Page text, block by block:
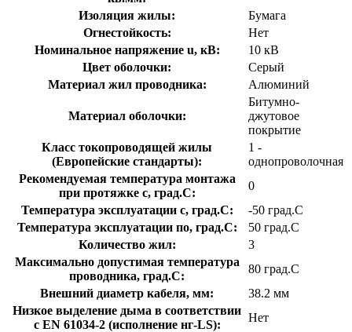
Изоляция жилы:
Бумага
Огнестойкость:
Нет
Номинальное напряжение u, кВ:
10 кВ
Цвет оболочки:
Серый
Материал жил проводника:
Алюминий
Материал оболочки:
Битумно-
джутовое
покрытие
Класс токопроводящей жилы
(Европейские стандарты):
1 -
однопроволочная
Рекомендуемая температура монтажа
при протяжке с, град.C:
0
Температура эксплуатации с, град.C:
-50 град.C
Температура эксплуатации по, град.C:
50 град.C
Количество жил:
3
Максимально допустимая температура
проводника, град.C:
80 град.C
Внешний диаметр кабеля, мм:
38.2 мм
Низкое выделение дыма в соответствии
с EN 61034-2 (исполнение нг-LS):
Нет